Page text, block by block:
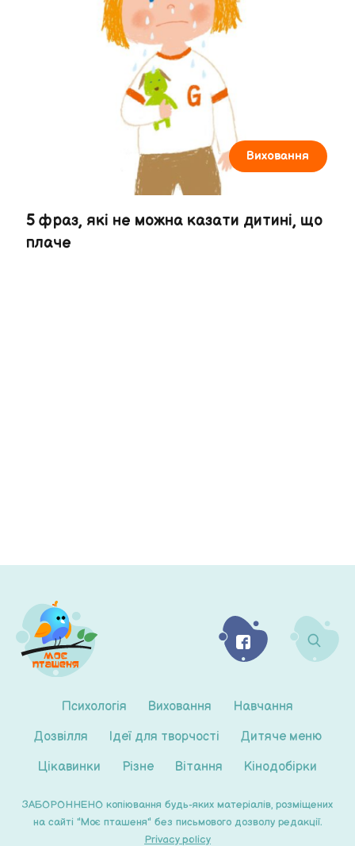
Виховання
5 фраз, які не можна казати дитині, що
плаче
Психологія Виховання
Навчання
Дозвілля
Ідеї для творчості
Дитяче меню
Цікавинки
Різне Вітання Кінодобірки
ЗАБОРОННЕНО копіювання будь-яких матеріалів, розміщених
на сайті "Моє пташеня" без письмового дозволу редакції.
Privacy policy